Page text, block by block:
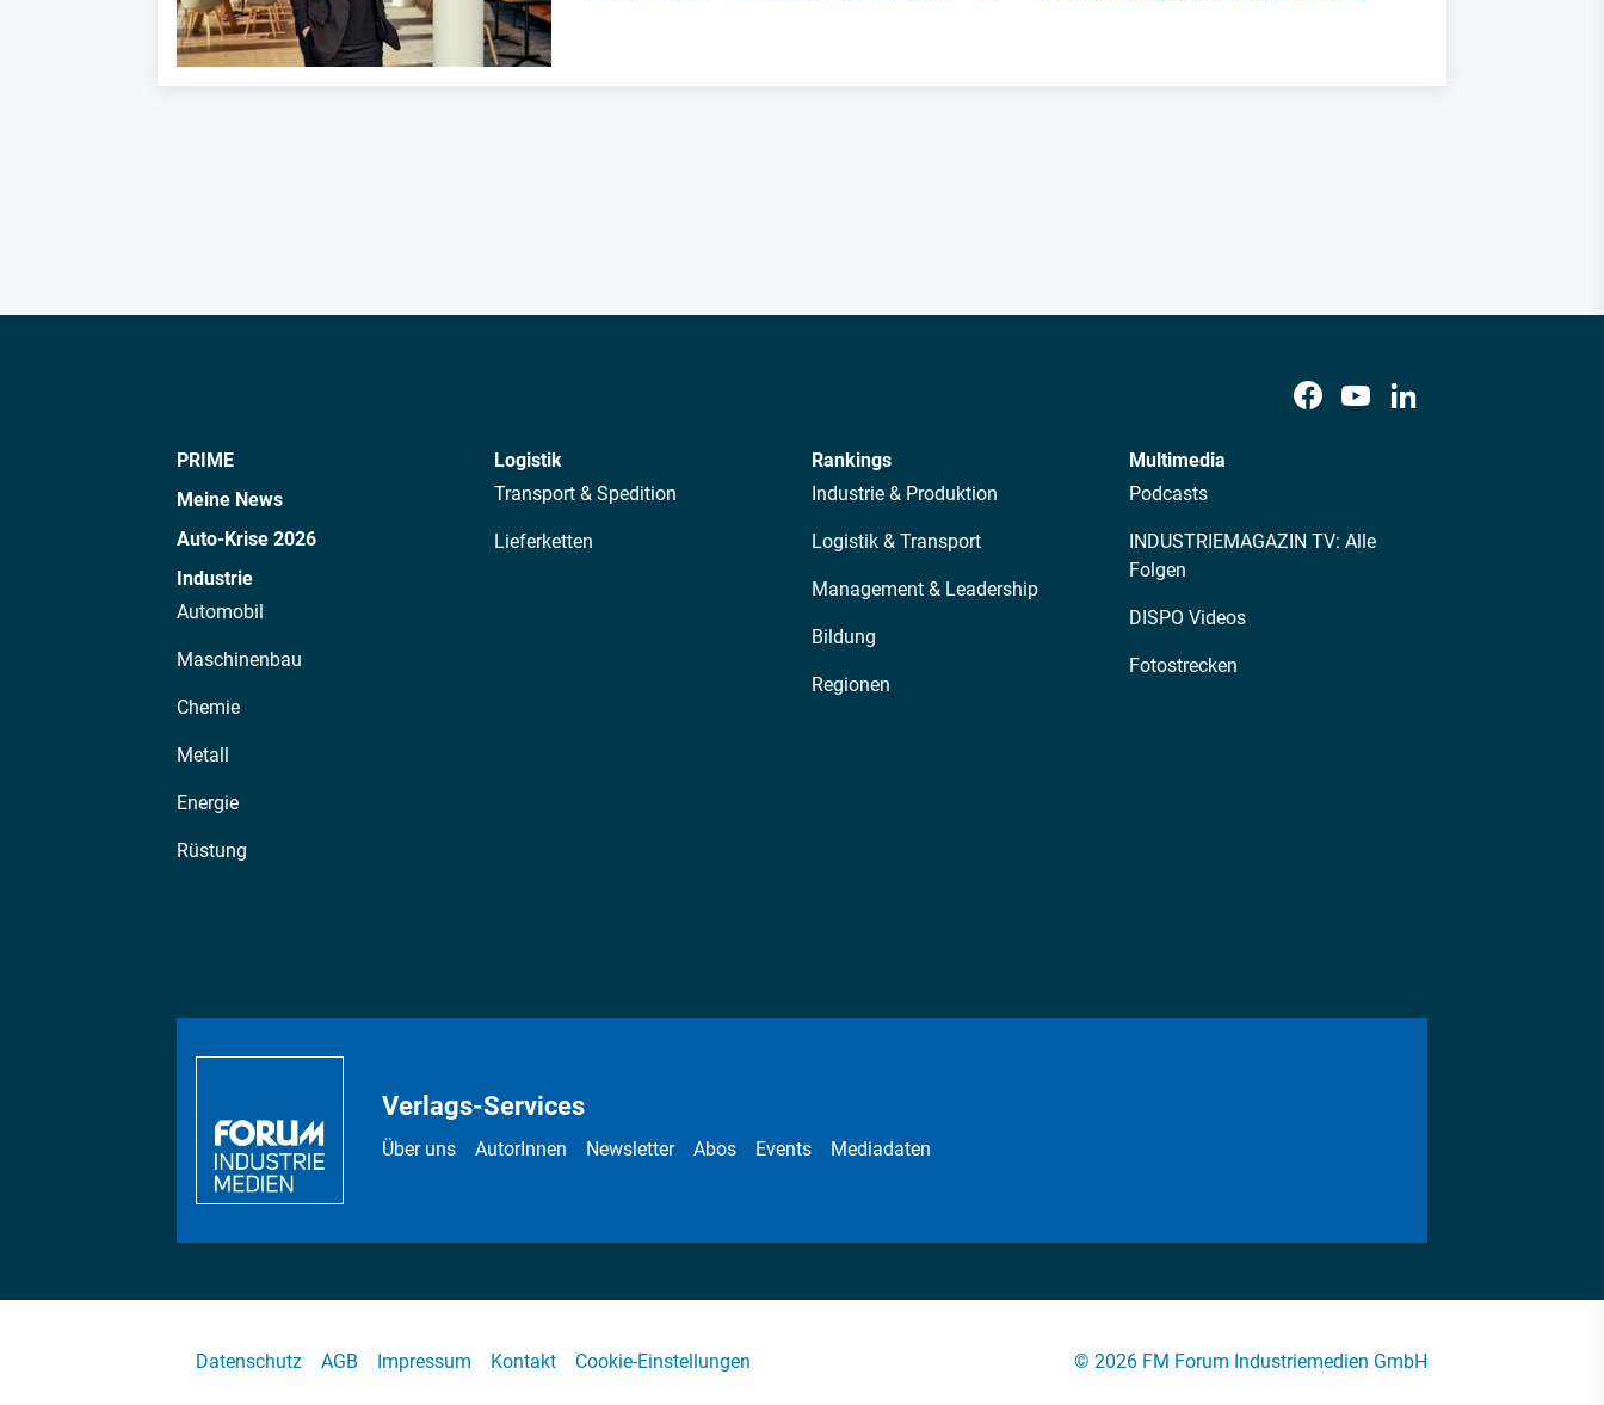
PRIME
Meine News
Auto-Krise 2026
Industrie
Automobil
Maschinenbau
Chemie
Metall
Energie
Rüstung
Logistik
Transport & Spedition
Lieferketten
Rankings
Industrie & Produktion
Logistik & Transport
Management & Leadership
Bildung
Regionen
Multimedia
Podcasts
INDUSTRIEMAGAZIN TV: Alle
Folgen
DISPO Videos
Fotostrecken
Verlags-Services
Über uns AutorInnen Newsletter Abos Events Mediadaten
Datenschutz AGB Impressum Kontakt Cookie-Einstellungen © 2026 FM Forum Industriemedien GmbH